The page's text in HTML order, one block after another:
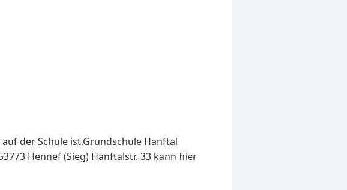
der Schule ist,Grundschule Hanftal
Hennef (Sieg) Hanftalstr. 33 kann hier